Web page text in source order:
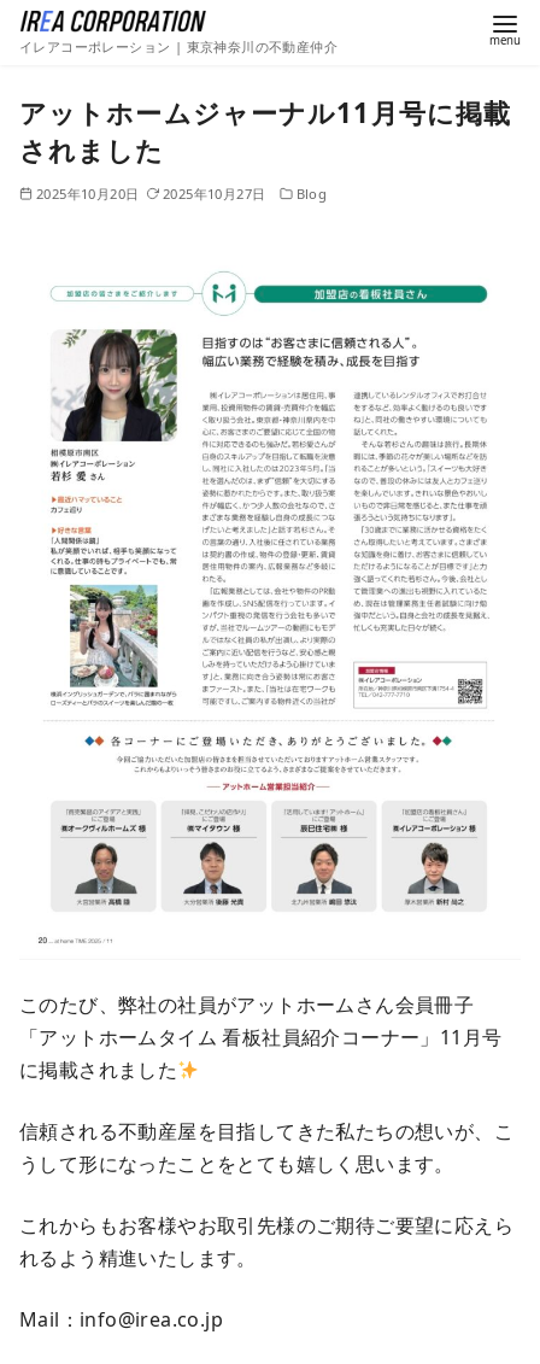
イレアコーポレーション | 東京神奈川の不動産仲介
アットホームジャーナル11月号に掲載
されました
2025年10月20日 2025年10月27日 Blog
このたび、弊社の社員がアットホームさん会員冊子
「アットホームタイム 看板社員紹介コーナー」11月号
に掲載されました
信頼される不動産屋を目指してきた私たちの想いが、こ
うして形になったことをとても嬉しく思います。
これからもお客様やお取引先様のご期待ご要望に応えら
れるよう精進いたします。
Mail：info@irea.co.jp